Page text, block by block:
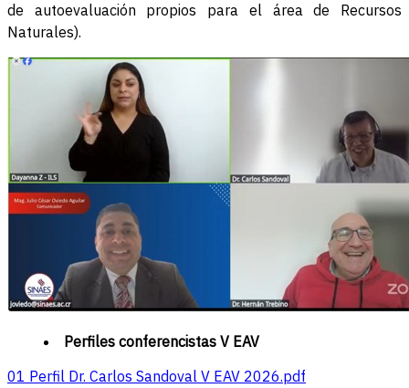
de autoevaluación propios para el área de Recursos
Naturales).
Perfiles conferencistas V EAV
01 Perfil Dr. Carlos Sandoval V EAV 2026.pdf